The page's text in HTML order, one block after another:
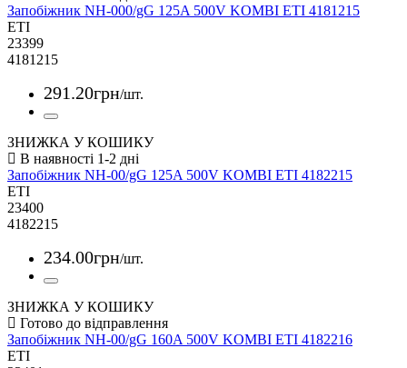
Запобіжник NH-000/gG 125A 500V KOMBI ETI 4181215
ETI
23399
4181215
291.20грн/шт.
ЗНИЖКА У КОШИКУ
Запобіжник NH-00/gG 125A 500V KOMBI ETI 4182215
ETI
23400
4182215
234.00грн/шт.
ЗНИЖКА У КОШИКУ
Запобіжник NH-00/gG 160A 500V KOMBI ETI 4182216
ETI